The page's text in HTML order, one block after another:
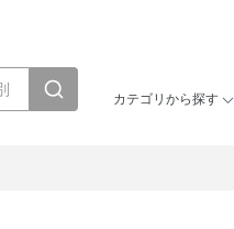
カテゴリから探す